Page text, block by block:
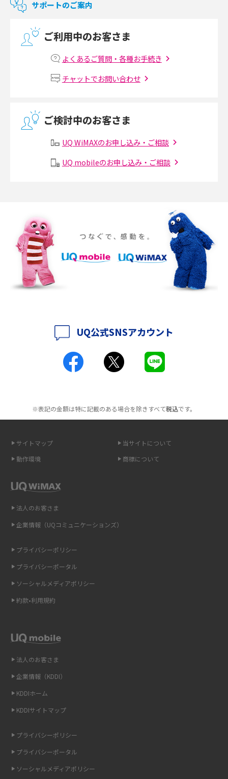
マンションで光回線の利用を始める手順は？設備状況の確認方法も解説
Wi-Fiルーターの設定方法をわかりやすく解説！事前に準備すべきものも紹
無線LANとは？メリット・デメリットや接続方法を解説
メッシュWi-Fiとは？仕組みやメリット・デメリット、中継機との違いを解
ポケット型Wi-Fiをレンタルするメリットとは？選び方や向いている方の特
徴も紹介
持ち運びできるポケット型Wi-Fiのおススメの選び方は？メリット・デメリ
ットも紹介
ポケット型Wi-Fiとは？通信の仕組みやメリット・デメリットを解説
工事不要！置くだけWi-Fiの特徴は？メリット・デメリットや選び方を解説
無制限で利用できるポケット型Wi-Fiは？選び方や通信費を抑える方法も紹
ポケット型Wi-Fi（モバイルWi-Fi）とは？おススメする方の特徴や選び方を
即日受け取りできるポケット型Wi-Fiはある？すぐに使うための方法や注意
ONU（光回線終端装置）とは？モデム・ルーター・ホームゲートウェイと
ギガバイト（GB）とは？1GBの目安やギガが足りない時の対処法を紹介
Wi-Fi 6とは？Wi-Fi 5との違いやメリットと注意点、規格の種類も解説
Wi-Fiを自宅に設置する方法は？必要なことやポイントも紹介
光ファイバーとは？仕組みやメリット・デメリットを初心者向けにわかり
やすく解説
を解説
6Gとはどんな通信技術？Beyond 5Gや実用化の課題などを解説
方法を解説
サポートのご案内
ご利用中のお客さま
よくあるご質問・各種お手続き
チャットでお問い合わせ
ご検討中のお客さま
UQ WiMAXのお申し込み・ご相談
UQ mobileのお申し込み・ご相談
UQ公式SNSアカウント
※表記の金額は特に記載のある場合を除きすべて税込です。
サイトマップ
当サイトについて
動作環境
商標について
法人のお客さま
企業情報（KDDI）
KDDIホーム
KDDIサイトマップ
プライバシーポリシー
プライバシーポータル
ソーシャルメディアポリシー
法人のお客さま
企業情報（UQコミュニケーションズ）
プライバシーポリシー
プライバシーポータル
ソーシャルメディアポリシー
約款•利用規約